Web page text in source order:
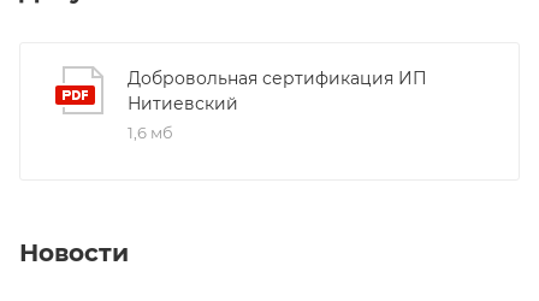
Добровольная сертификация ИП
Нитиевский
1,6 мб
Новости